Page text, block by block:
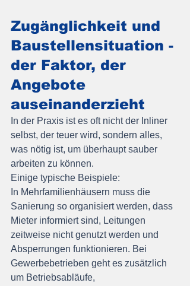
Zugänglichkeit und
Baustellensituation -
der Faktor, der
Angebote
auseinanderzieht
In der Praxis ist es oft nicht der Inliner
selbst, der teuer wird, sondern alles,
was nötig ist, um überhaupt sauber
arbeiten zu können.
Einige typische Beispiele:
In Mehrfamilienhäusern muss die
Sanierung so organisiert werden, dass
Mieter informiert sind, Leitungen
zeitweise nicht genutzt werden und
Absperrungen funktionieren. Bei
Gewerbebetrieben geht es zusätzlich
um Betriebsabläufe,